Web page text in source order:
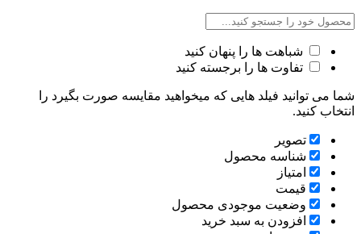
شباهت ها را پنهان کنید
تفاوت ها را برجسته کنید
شما می توانید فیلد هایی که میخواهید مقایسه صورت بگیرد را
انتخاب کنید.
تصویر
شناسه محصول
امتیاز
قیمت
وضعیت موجودی محصول
افزودن به سبد خرید